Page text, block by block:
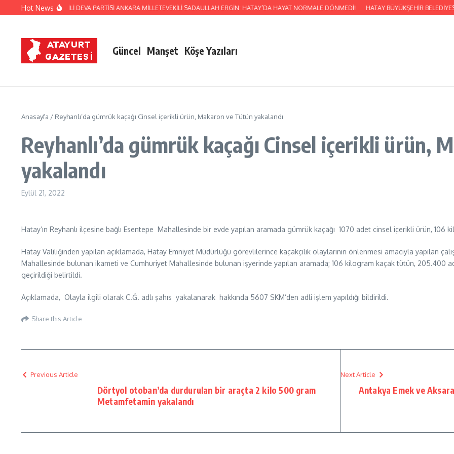
İçeriğe atlaHot News
ESKİ MİLLETVEKİLİ DEVA PARTİSİ ANKARA MİLLETEVEKİLİ SADAULLAH ERGİN: HATAY’DA HAYAT NORMALE DÖNMEDİ! HATAY BÜYÜKŞEHİR
Güncel Manşet Köşe Yazıları
Anasayfa / Reyhanlı’da gümrük kaçağı Cinsel içerikli ürün, Makaron ve Tütün yakalandı
Reyhanlı’da gümrük kaçağı Cinsel içerikli ürün,
yakalandı
Eylül 21, 2022
Hatay’ın Reyhanlı ilçesine bağlı Esentepe Mahallesinde bir evde yapılan aramada gümrük kaçağı 1070 adet cinsel içerikli ürün,
Hatay Valiliğinden yapılan açıklamada, Hatay Emniyet Müdürlüğü görevlilerince kaçakçılık olaylarının önlenmesi amacıyla yapılan
Mahallesinde bulunan ikameti ve Cumhuriyet Mahallesinde bulunan işyerinde yapılan aramada; 106 kilogram kaçak tütün, 205.400
geçirildiği belirtildi.
Açıklamada, Olayla ilgili olarak C.Ğ. adlı şahıs yakalanarak hakkında 5607 SKM’den adli işlem yapıldığı bildirildi.
Share this Article
Previous Article
Dörtyol otoban’da durdurulan bir araçta 2 kilo 500 gram
Metamfetamin yakalandı
Next Article
Antakya Emek ve